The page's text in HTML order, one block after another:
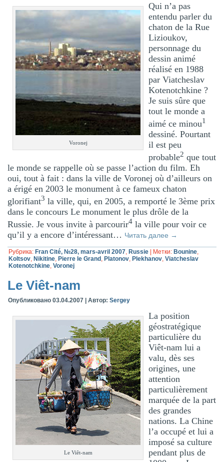
Voronej
Qui n’a pas
entendu parler du
chaton de la Rue
Lizioukov,
personnage du
dessin animé
réalisé en 1988
par Viatcheslav
Kotenotchkine ?
Je suis sûre que
tout le monde a
aimé ce minou1
dessiné. Pourtant
il est peu
probable2 que tout
le monde se rappelle où se passe l’action du film. Eh
oui, tout à fait : dans la ville de Voronej où d’ailleurs on
a érigé en 2003 le monument à ce fameux chaton
glorifiant3 la ville, qui, en 2005, a remporté le 3ème prix
dans le concours Le monument le plus drôle de la
Russie. Je vous invite à parcourir4 la ville pour voir ce
qu’il y a encore d’intéressant… Читать далее →
Рубрика: Fran Cité, №28, mars-avril 2007, Russie Метки: Bounine,
Koltsov, Nikitine, Pierre le Grand , Platonov, Plekhanov,Viatcheslav
Kotenotchkine,Voronej
Le Viêt-nam
Опубликовано 03.04.2007 |Автор: Sergey
Le Viêt-nam
La position
géostratégique
particulière du
Viêt-nam lui a
valu, dès ses
origines, une
attention
particulièrement
marquée de la part
des grandes
nations. La Chine
l’a occupé et lui a
imposé sa culture
pendant plus de